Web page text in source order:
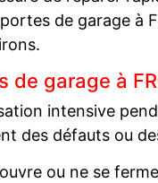
de garage à
garage à
intensive
des défauts ou
ou ne se